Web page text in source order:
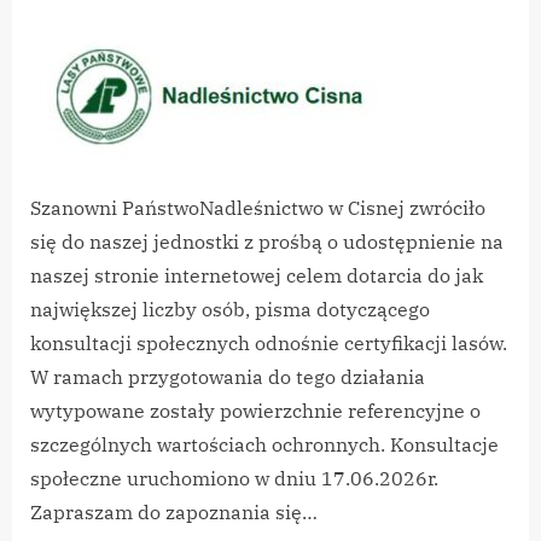
Certyfikacja
Szanowni PaństwoNadleśnictwo w Cisnej zwróciło
się do naszej jednostki z prośbą o udostępnienie na
naszej stronie internetowej celem dotarcia do jak
największej liczby osób, pisma dotyczącego
konsultacji społecznych odnośnie certyfikacji lasów.
W ramach przygotowania do tego działania
wytypowane zostały powierzchnie referencyjne o
szczególnych wartościach ochronnych. Konsultacje
społeczne uruchomiono w dniu 17.06.2026r.
Zapraszam do zapoznania się…